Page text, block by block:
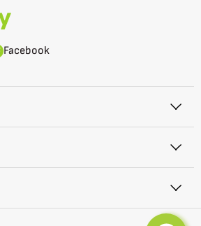
Facebook